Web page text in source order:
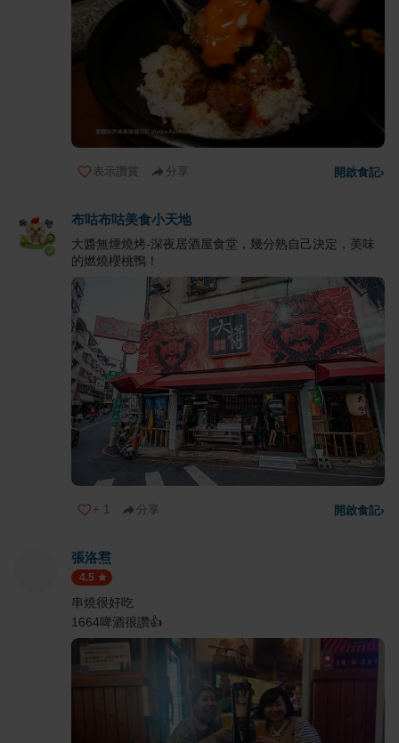
表示讚賞 分享 開啟食記›
布咕布咕美食小天地
大醬無煙燒烤-深夜居酒屋食堂，幾分熟自己決定，美味
的燃燒櫻桃鴨！
+ 1 分享 開啟食記›
張洛焄
4.5
串燒很好吃
1664啤酒很讚👍